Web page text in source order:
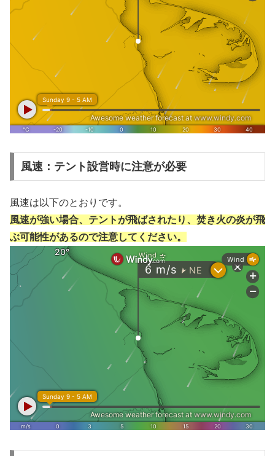
風速：テント設営時に注意が必要
風速は以下のとおりです。
風速が強い場合、テントが飛ばされたり、焚き火の炎が飛
ぶ可能性があるので注意してください。